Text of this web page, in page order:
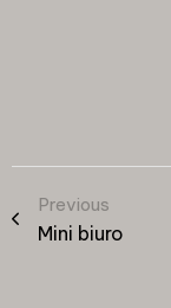
Previous
Mini biuro